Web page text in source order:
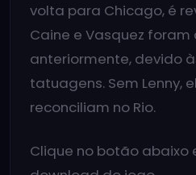
volta para Chicago, é
Caine e Vasquez
anteriormente, devido
tatuagens. Sem Lenny,
reconciliam no Rio.
Clique no botão abaixo